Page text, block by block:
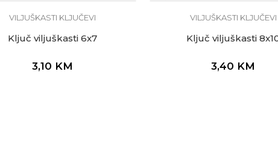
VILJUŠKASTI KLJUČEVI
Ključ viljuškasti 6x7
3,10 KM
VILJUŠKASTI KLJUČEVI
Ključ viljuškasti
3,40 KM